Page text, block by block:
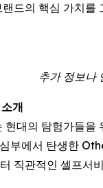
드의 핵심 가치를
추가 정보
개
대의 탐험가들을
부에서 탄생한
직관적인 셀프서